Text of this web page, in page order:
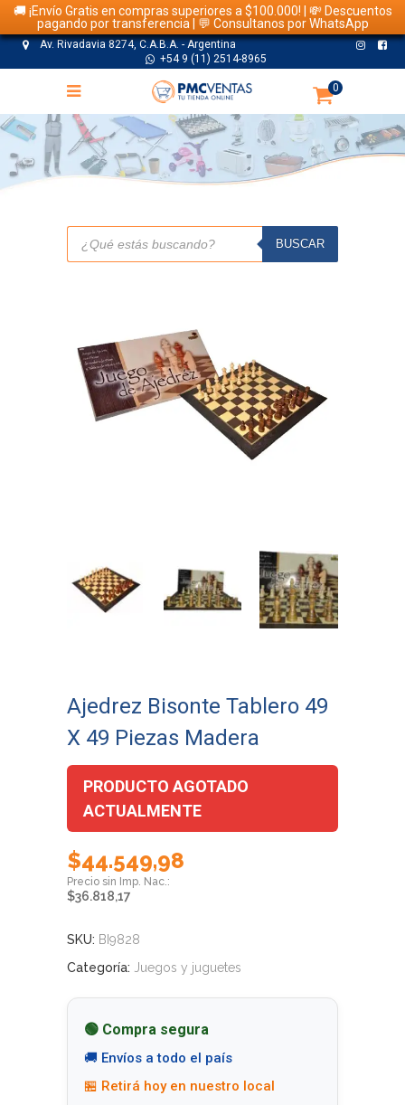
🚚 ¡Envío Gratis en compras superiores a $100.000! | 💸 Descuentos
pagando por transferencia | 💬 Consultanos por WhatsApp
Av. Rivadavia 8274, C.A.B.A. - Argentina
+54 9 (11) 2514-8965
0
TIENDA
Búsqueda
productos
BUSCAR
Ajedrez Bisonte Tablero 49
X 49 Piezas Madera
PRODUCTO AGOTADO
ACTUALMENTE
$44.549,98
$36.818,17
SKU: BI9828
Categoría: Juegos y juguetes
🟢 Compra segura
🚚 Envíos a todo el país
🏪 Retirá hoy en nuestro local